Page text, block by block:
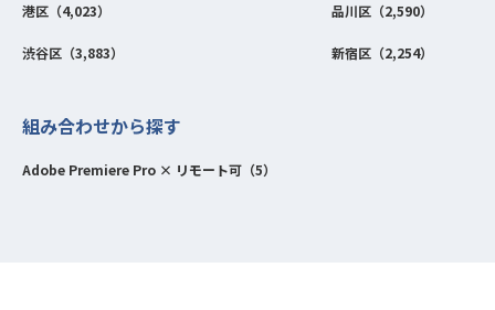
港区（4,023）
渋谷区（3,883）
品川区（2,590）
新宿区（2,254）
組み合わせから探す
Adobe Premiere Pro × リモート可（5）